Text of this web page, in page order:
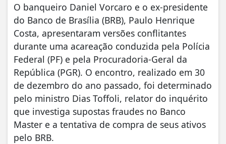
O banqueiro Daniel Vorcaro e o ex-presidente
do Banco de Brasília (BRB), Paulo Henrique
Costa, apresentaram versões conflitantes
durante uma acareação conduzida pela Polícia
Federal (PF) e pela Procuradoria-Geral da
República (PGR). O encontro, realizado em 30
de dezembro do ano passado, foi determinado
pelo ministro Dias Toffoli, relator do inquérito
que investiga supostas fraudes no Banco
Master e a tentativa de compra de seus ativos
pelo BRB.